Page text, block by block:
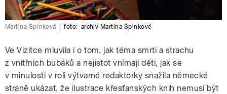
Martina Špinková foto: archiv Martina Špinkové
Ve Vizitce mluvila i o tom, jak téma smrti a strachu
z vnitřních bubáků a nejistot vnímají děti, jak se
v minulosti v roli výtvarné redaktorky snažila německé
straně ukázat, že ilustrace křesťanských knih nemusí být